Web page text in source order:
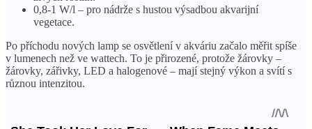
0,8-1 W/l – pro nádrže s hustou výsadbou akvarijní
vegetace.
Po příchodu nových lamp se osvětlení v akváriu začalo měřit spíše
v lumenech než ve wattech. To je přirozené, protože žárovky –
žárovky, zářivky, LED a halogenové – mají stejný výkon a svítí s
různou intenzitou.